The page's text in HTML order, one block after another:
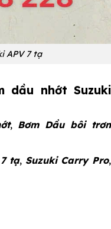
APV 7 tạ
dầu nhớt Suzuki
, Bơm Dầu bôi trơn
7 tạ, Suzuki Carry Pro,